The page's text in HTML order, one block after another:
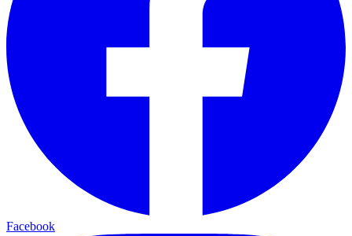
Facebook